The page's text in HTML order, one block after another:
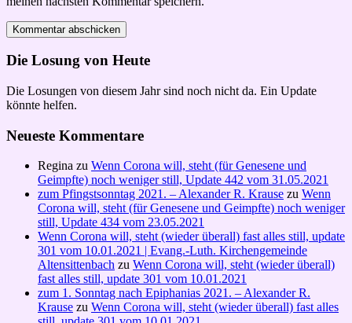
Die Losung von Heute
Die Losungen von diesem Jahr sind noch nicht da. Ein Update
könnte helfen.
Neueste Kommentare
Regina zu Wenn Corona will, steht (für Genesene und
Geimpfte) noch weniger still, Update 442 vom 31.05.2021
zum Pfingstsonntag 2021. – Alexander R. Krause zu Wenn
Corona will, steht (für Genesene und Geimpfte) noch weniger
still, Update 434 vom 23.05.2021
Wenn Corona will, steht (wieder überall) fast alles still, update
301 vom 10.01.2021 | Evang.-Luth. Kirchengemeinde
Altensittenbach zu Wenn Corona will, steht (wieder überall)
fast alles still, update 301 vom 10.01.2021
zum 1. Sonntag nach Epiphanias 2021. – Alexander R.
Krause zu Wenn Corona will, steht (wieder überall) fast alles